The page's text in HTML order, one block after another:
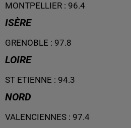
MONTPELLIER : 96.4
ISÈRE
GRENOBLE : 97.8
LOIRE
ST ETIENNE : 94.3
NORD
VALENCIENNES : 97.4